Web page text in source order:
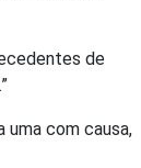
de
uma com causa,